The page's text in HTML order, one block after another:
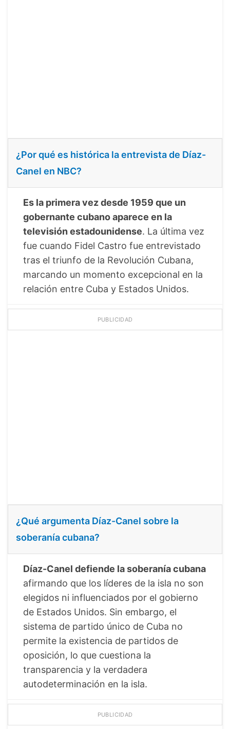
¿Por qué es histórica la entrevista de Díaz-
Canel en NBC?
Es la primera vez desde 1959 que un
gobernante cubano aparece en la
televisión estadounidense. La última vez
fue cuando Fidel Castro fue entrevistado
tras el triunfo de la Revolución Cubana,
marcando un momento excepcional en la
relación entre Cuba y Estados Unidos.
PUBLICIDAD
¿Qué argumenta Díaz-Canel sobre la
soberanía cubana?
Díaz-Canel defiende la soberanía cubana
afirmando que los líderes de la isla no son
elegidos ni influenciados por el gobierno
de Estados Unidos. Sin embargo, el
sistema de partido único de Cuba no
permite la existencia de partidos de
oposición, lo que cuestiona la
transparencia y la verdadera
autodeterminación en la isla.
PUBLICIDAD